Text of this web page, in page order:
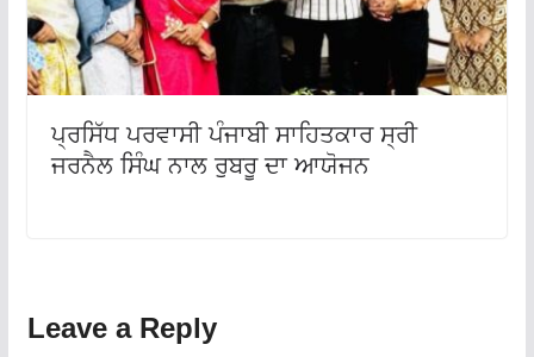
ਪ੍ਰਸਿੱਧ ਪਰਵਾਸੀ ਪੰਜਾਬੀ ਸਾਹਿਤਕਾਰ ਸ੍ਰੀ
ਜਰਨੈਲ ਸਿੰਘ ਨਾਲ ਰੁਬਰੂ ਦਾ ਆਯੋਜਨ
Leave a Reply